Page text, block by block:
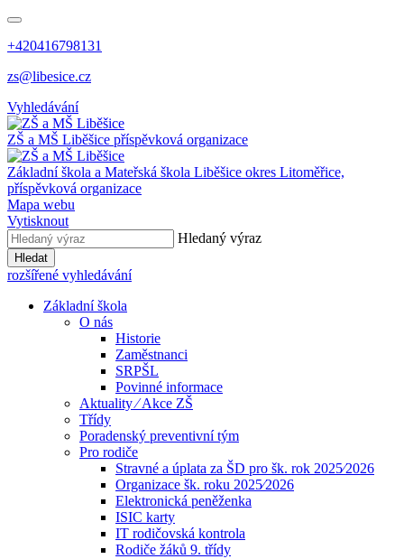
+420416798131
zs@libesice.cz
Vyhledávání
ZŠ a MŠ Liběšice příspěvková organizace
Základní škola a Mateřská škola Liběšice okres Litoměřice,
příspěvková organizace
Mapa webu
Vytisknout
Hledaný výraz
Hledat
rozšířené vyhledávání
Základní škola
O nás
Historie
Zaměstnanci
SRPŠL
Povinné informace
Aktuality ⁄ Akce ZŠ
Třídy
Poradenský preventivní tým
Pro rodiče
Stravné a úplata za ŠD pro šk. rok 2025⁄2026
Organizace šk. roku 2025⁄2026
Elektronická peněženka
ISIC karty
IT rodičovská kontrola
Rodiče žáků 9. třídy